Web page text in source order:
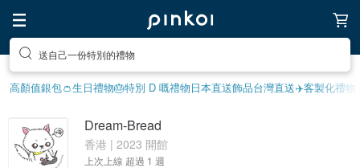
送自己一份特別的禮物
高顏值銀包👛生日禮物🎂特別 D 嘅禮物日本直送飾品台灣直送✈️客製化禮物
Dream-Bread
香港 | 2023 開館
上次上線 超過 1 週